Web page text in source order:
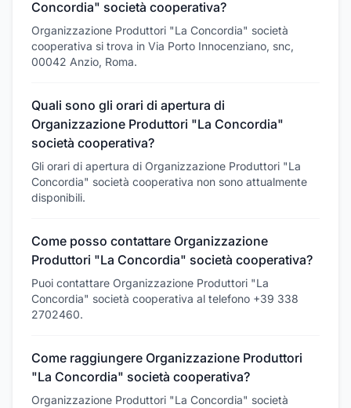
Concordia" società cooperativa?
Organizzazione Produttori "La Concordia" società
cooperativa si trova in Via Porto Innocenziano, snc,
00042 Anzio, Roma.
Quali sono gli orari di apertura di
Organizzazione Produttori "La Concordia"
società cooperativa?
Gli orari di apertura di Organizzazione Produttori "La
Concordia" società cooperativa non sono attualmente
disponibili.
Come posso contattare Organizzazione
Produttori "La Concordia" società cooperativa?
Puoi contattare Organizzazione Produttori "La
Concordia" società cooperativa al telefono +39 338
2702460.
Come raggiungere Organizzazione Produttori
"La Concordia" società cooperativa?
Organizzazione Produttori "La Concordia" società